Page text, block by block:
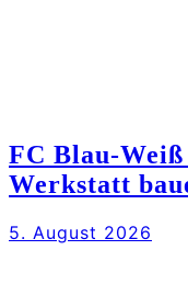
FC Blau-
Werkstatt
5. August 2026